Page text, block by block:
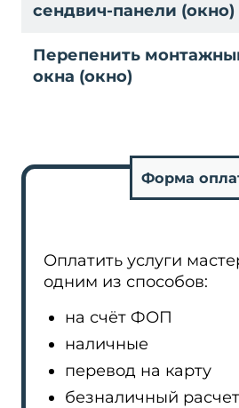
сендвич-панели (окно)
Перепенить
окна (окно)
Форма
Оплатить услуги
одним из способов:
на счёт ФОП
наличные
перевод на карту
безналичный